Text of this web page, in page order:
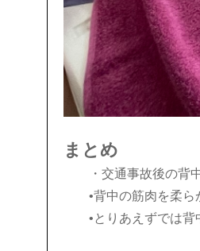
まとめ
・交通事故後の背
•背中の筋肉を柔ら
•とりあえずでは